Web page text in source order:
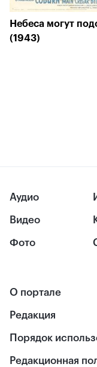
Небеса могут
(1943)
Аудио
Видео
Фото
О портале
Редакция
Порядок
Редакционная